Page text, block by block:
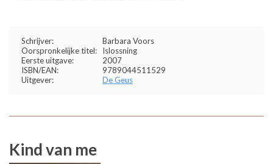
Schrijver:
Barbara Voors
Oorspronkelijke titel:
Islossning
Eerste uitgave:
2007
ISBN/EAN:
9789044511529
Uitgever:
De Geus
Kind van me